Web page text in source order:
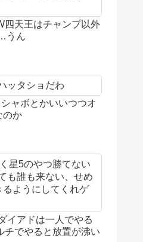
四天王はチャンプ以外
うん
ッタショだわ
ャボとかいいつつオ
のか
星5のやつ勝てない
も誰も来ない、せめ
ようにしてくれゲ
イアドは一人でやる
チでやると放置が沸い